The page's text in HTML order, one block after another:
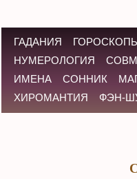
ГАДАНИЯ
НУМЕРОЛОГИЯ
ИМЕНА
СОННИК
ХИРОМАНТИЯ
ФЭН-